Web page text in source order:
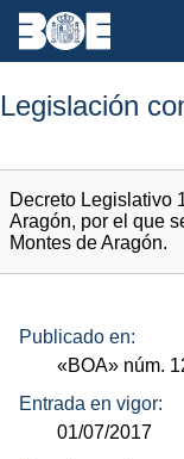
Legislación
Decreto Legislativo
Aragón, por el que
Montes de Aragón.
Publicado en:
«BOA» núm.
Entrada en vigor:
01/07/2017